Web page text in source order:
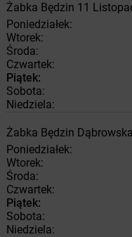
Żabka Będzin 11
Poniedziałek:
Wtorek:
Środa:
Czwartek:
Piątek:
Sobota:
Niedziela:
Żabka Będzin
Poniedziałek:
Wtorek:
Środa:
Czwartek:
Piątek:
Sobota:
Niedziela: